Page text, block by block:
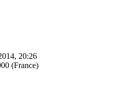
20:26
(France)